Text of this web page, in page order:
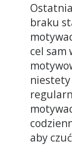
braku
cel sam
aby